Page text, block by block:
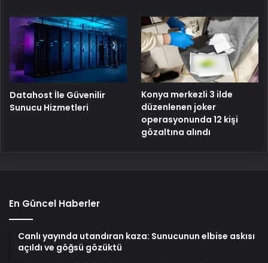
Datahost İle Güvenilir
Sunucu Hizmetleri
Konya merkezli 3 ilde
düzenlenen joker
operasyonunda 12 kişi
gözaltına alındı
En Güncel Haberler
Canlı yayında utandıran kaza: Sunucunun elbise askısı
açıldı ve göğsü gözüktü